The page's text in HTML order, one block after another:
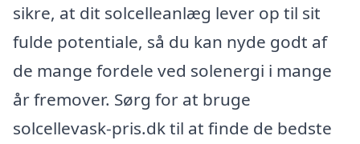
sikre, at dit solcelleanlæg lever op til sit
fulde potentiale, så du kan nyde godt af
de mange fordele ved solenergi i mange
år fremover. Sørg for at bruge
solcellevask-pris.dk til at finde de bedste